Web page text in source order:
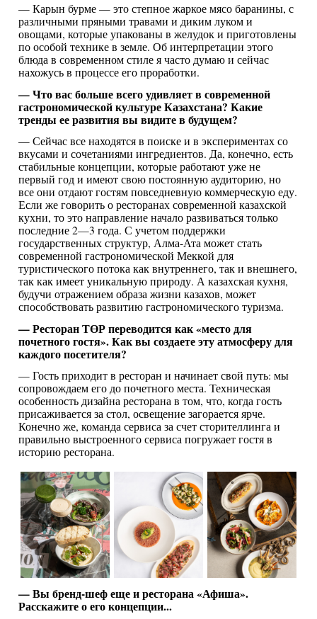
— Карын бурме — это степное жаркое мясо баранины, с
различными пряными травами и диким луком и
овощами, которые упакованы в желудок и приготовлены
по особой технике в земле. Об интерпретации этого
блюда в современном стиле я часто думаю и сейчас
нахожусь в процессе его проработки.
— Что вас больше всего удивляет в современной
гастрономической культуре Казахстана? Какие
тренды ее развития вы видите в будущем?
— Сейчас все находятся в поиске и в экспериментах со
вкусами и сочетаниями ингредиентов. Да, конечно, есть
стабильные концепции, которые работают уже не
первый год и имеют свою постоянную аудиторию, но
все они отдают гостям повседневную коммерческую еду.
Если же говорить о ресторанах современной казахской
кухни, то это направление начало развиваться только
последние 2—3 года. С учетом поддержки
государственных структур, Алма-Ата может стать
современной гастрономической Меккой для
туристического потока как внутреннего, так и внешнего,
так как имеет уникальную природу. А казахская кухня,
будучи отражением образа жизни казахов, может
способствовать развитию гастрономического туризма.
— Ресторан ТӨР переводится как «место для
почетного гостя». Как вы создаете эту атмосферу для
каждого посетителя?
— Гость приходит в ресторан и начинает свой путь: мы
сопровождаем его до почетного места. Техническая
особенность дизайна ресторана в том, что, когда гость
присаживается за стол, освещение загорается ярче.
Конечно же, команда сервиса за счет сторителлинга и
правильно выстроенного сервиса погружает гостя в
историю ресторана.
— Вы бренд-шеф еще и ресторана «Афиша».
Расскажите о его концепции...